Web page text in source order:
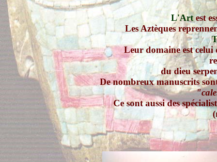
L'Artest
Les Aztèques
Leur domaine est celui
du dieu
De nombreux manuscrits
Ce sont aussi des